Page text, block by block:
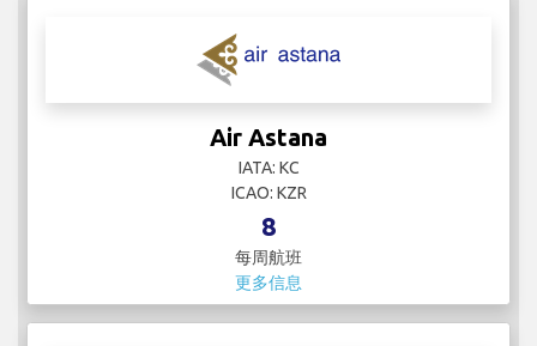
Air Astana
IATA: KC
ICAO: KZR
8
每周航班
更多信息